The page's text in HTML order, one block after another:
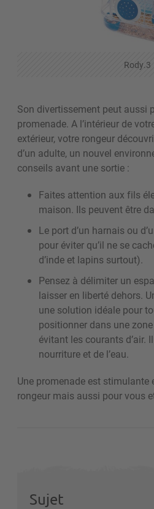
Rody.3
Son divertissement peut aussi
promenade. A l’intérieur de
extérieur, votre rongeur
d’un adulte, un nouvel
conseils avant une sortie :
Faites attention aux fils
maison. Ils peuvent être
Le port d’un harnais ou
pour éviter qu’il ne se
d’inde et lapins surtout).
Pensez à délimiter un
laisser en liberté dehors.
une solution idéale pour
positionner dans une
évitant les courants d’air.
nourriture et de l’eau.
Une promenade est stimulante
rongeur mais aussi pour vous
Sujet